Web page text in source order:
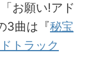
お願い!アド
3曲は『秘宝
トラック